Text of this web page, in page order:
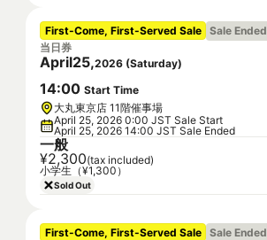
First-Come, First-Served Sale Sale Ended
当日券
April25,2026 (Saturday)
14:00 Start Time
大丸東京店 11階催事場
April 25, 2026 0:00 JST Sale Start
April 25, 2026 14:00 JST Sale Ended
一般
¥2,300(tax included)
小学生（¥1,300）
Sold Out
First-Come, First-Served Sale Sale Ended